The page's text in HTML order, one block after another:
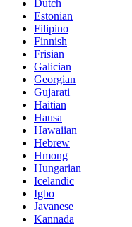
Dutch
Estonian
Filipino
Finnish
Frisian
Galician
Georgian
Gujarati
Haitian
Hausa
Hawaiian
Hebrew
Hmong
Hungarian
Icelandic
Igbo
Javanese
Kannada